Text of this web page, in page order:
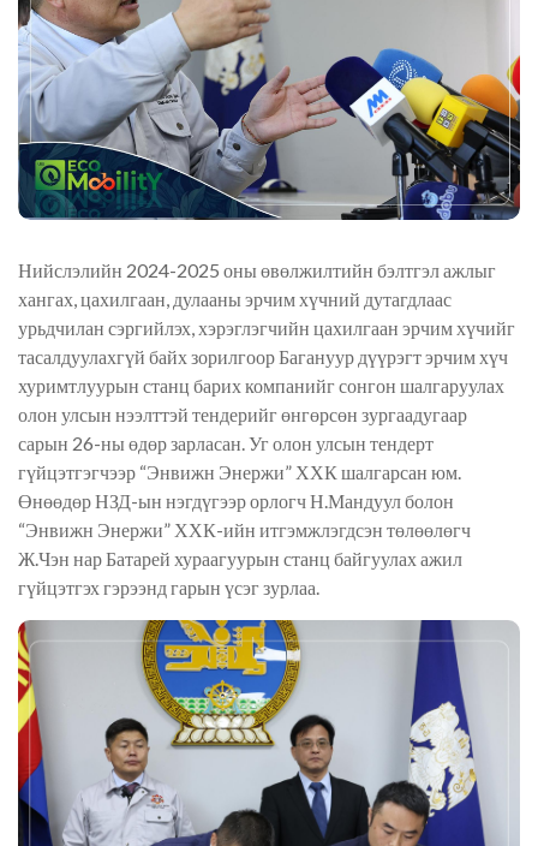
Нийслэлийн 2024-2025 оны өвөлжилтийн бэлтгэл ажлыг
хангах, цахилгаан, дулааны эрчим хүчний дутагдлаас
урьдчилан сэргийлэх, хэрэглэгчийн цахилгаан эрчим хүчийг
тасалдуулахгүй байх зорилгоор Багануур дүүрэгт эрчим хүч
хуримтлуурын станц барих компанийг сонгон шалгаруулах
олон улсын нээлттэй тендерийг өнгөрсөн зургаадугаар
сарын 26-ны өдөр зарласан. Уг олон улсын тендерт
гүйцэтгэгчээр “Энвижн Энержи” ХХК шалгарсан юм.
Өнөөдөр НЗД-ын нэгдүгээр орлогч Н.Мандуул болон
“Энвижн Энержи” ХХК-ийн итгэмжлэгдсэн төлөөлөгч
Ж.Чэн нар Батарей хураагуурын станц байгуулах ажил
гүйцэтгэх гэрээнд гарын үсэг зурлаа.